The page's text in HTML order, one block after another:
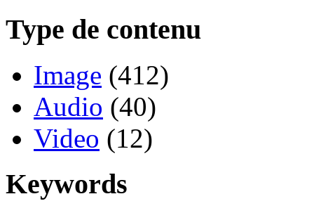
Type de contenu
Image (412)
Audio (40)
Video (12)
Keywords